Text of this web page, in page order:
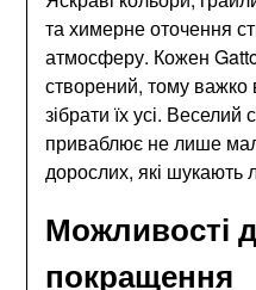
та химерне оточення
атмосферу. Кожен
створений, тому
зібрати їх усі.
приваблює не лише
дорослих, які шукають
Можливості
покращення